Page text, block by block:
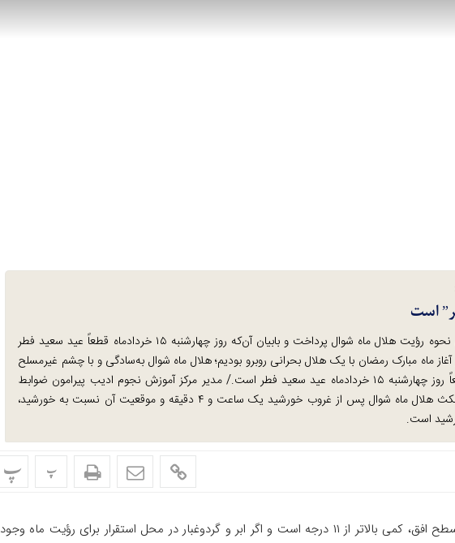
رضا شهبازی به بررسی نحوه رؤیت هلال ماه شوال پرداخت و بابیان آن‌که روز چهارشنبه ۱۵ خردادماه قطعاً عید سعید فطر
ماه مبارک رمضان با یک هلال بحرانی روبرو بودیم؛ هلال ماه شوال به‌سادگی و با چشم غیرمسلح
در سراسر کشور قابل‌رؤیت است و قطعاً روز چهارشنبه ۱۵ خردادماه عید سعید فطر است./ مدیر مرکز آموزش نجوم ادیب پیرامون ضوابط
علمی رؤیت هلال شوال تصریح کرد: مکث هلال ماه شوال پس از غروب خورشید یک ساعت و ۴ دقیقه و موقعیت آن نسبت به خورشید،
پ پ
وی در ادامه افزود: ارتفاع هلال ماه از سطح افق، کمی بالاتر از ۱۱ درجه است و اگر ابر و گردوغبار در محل استقرار برای رؤیت ماه وجود